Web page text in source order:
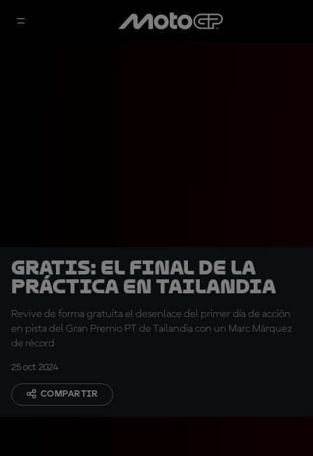
GRATIS: El final de la
Práctica en Tailandia
Revive de forma gratuita el desenlace del primer día de acción
en pista del Gran Premio PT de Tailandia con un Marc Márquez
de récord
25 oct 2024
COMPARTIR